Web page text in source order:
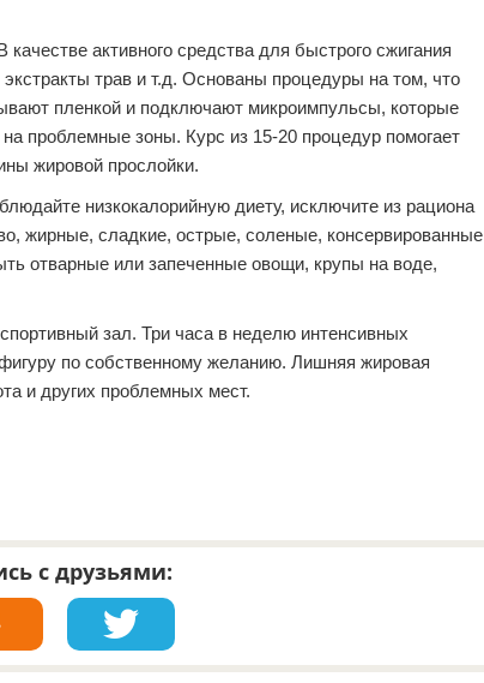
активного средства для быстрого сжигания
трав и т.д. Основаны процедуры на том, что
пленкой и подключают микроимпульсы, которые
проблемные зоны. Курс из 15-20 процедур помогает
жировой прослойки.
низкокалорийную диету, исключите из рациона
жирные, сладкие, острые, соленые, консервированные
отварные или запеченные овощи, крупы на воде,
зал. Три часа в неделю интенсивных
по собственному желанию. Лишняя жировая
и других проблемных мест.
с друзьями: